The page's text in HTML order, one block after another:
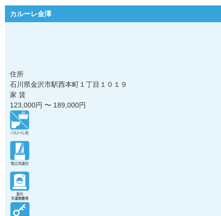
カルーレ金澤
住所
石川県金沢市駅西本町１丁目１０１９
家 賃
123,000円 〜 189,000円